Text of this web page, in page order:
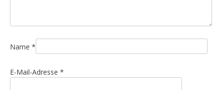
a
i
o
n
Name *
E-Mail-Adresse *